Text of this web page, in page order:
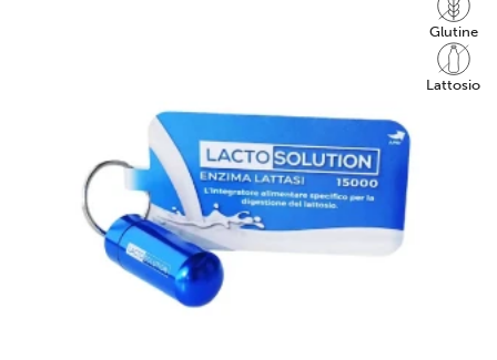
Glutine
Lattosio